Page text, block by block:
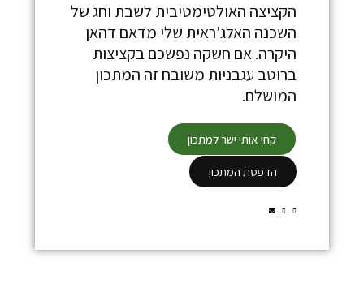
הקציצה האולטימטיבית לשבת וחג של
השכנה האלג'ראית שלי מדאם דהאן
היקרה. אם חשקה נפשכם בקציצות
ברוטב עגבניות משובח זה המתכון
המושלם.
קחי אותי ישר למתכון
הדפסת המתכון